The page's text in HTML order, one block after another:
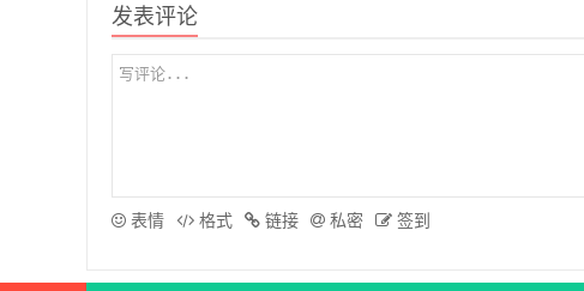
发表评论
表情 格式 链接 私密 签到